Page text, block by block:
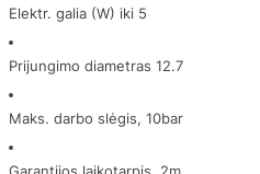
Elektr. galia (W) iki 5
Prijungimo diametras 12.7
Maks. darbo slėgis, 10bar
Garantijos laikotarpis, 2m.